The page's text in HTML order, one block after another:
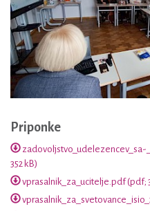
Priponke
zadovoljstvo_udelezencev_sa-
352 kB)
vprasalnik_za_ucitelje.pdf (pdf;